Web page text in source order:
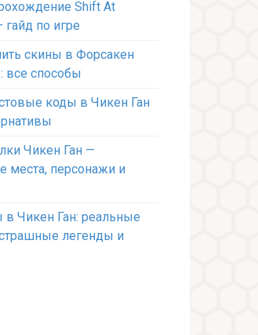
Shift At
гайд по игре
скины в Форсакен
все способы
коды в Чикен Ган
Чикен Ган —
места, персонажи и
Чикен Ган: реальные
легенды и